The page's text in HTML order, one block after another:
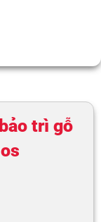
trì gỗ